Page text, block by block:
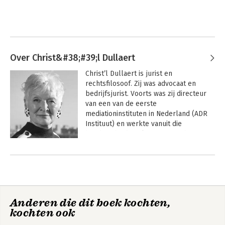
Over Christ&#38;#39;l Dullaert
Christ’l Dullaert is jurist en
rechtsfilosoof. Zij was advocaat en
bedrijfsjurist. Voorts was zij directeur
van een van de eerste
mediationinstituten in Nederland (ADR
Instituut) en werkte vanuit die
meerjarig verblijf in New York was zij
Bij terugkeer uit New York startte zij Le
advocaten en notarissen. Daarnaast
Andere boeken door
Anderen die dit boek kochten,
kochten ook